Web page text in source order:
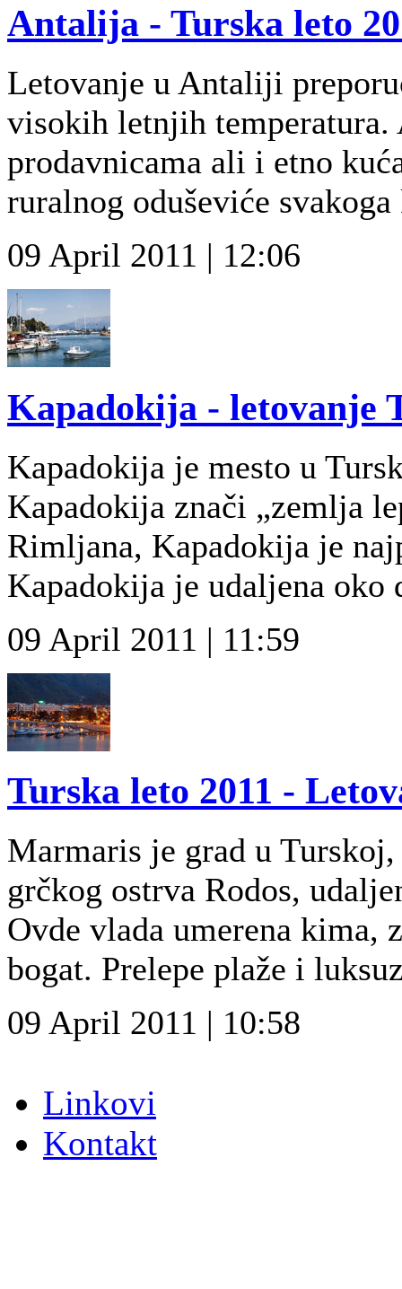
Antalija - Turska leto
Letovanje u Antaliji
visokih letnjih
prodavnicama ali i etno
ruralnog oduševiće
09 April 2011 | 12:06
Kapadokija - letovanje
Kapadokija je mesto u
Kapadokija znači „zemlja
Rimljana, Kapadokija je
Kapadokija je udaljena oko
09 April 2011 | 11:59
Turska leto 2011 -
Marmaris je grad u
grčkog ostrva Rodos,
Ovde vlada umerena kima,
bogat. Prelepe plaže i
09 April 2011 | 10:58
Linkovi
Kontakt